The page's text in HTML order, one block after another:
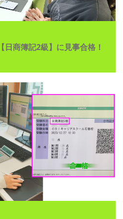
商簿記2級】に見事合格！